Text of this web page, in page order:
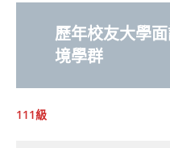
歷年校友大學
境學群
111級